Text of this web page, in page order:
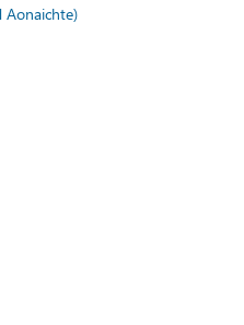
Aonaichte)